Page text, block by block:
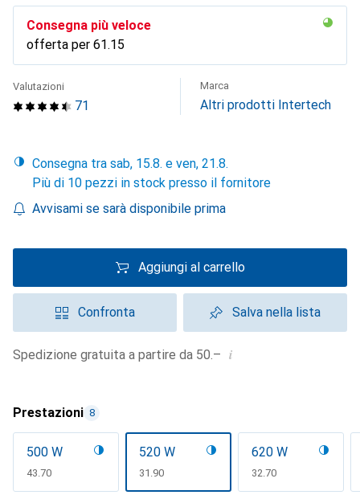
Consegna più veloce
offerta per CHF
61.15
71
Valutazioni Marca
Altri prodotti Intertech
Consegna tra sab, 15.8. e ven, 21.8.
Più di 10 pezzi in stock presso il fornitore
Avvisami se sarà disponibile prima
Aggiungi al carrello
Confronta Salva nella lista
Spedizione gratuita a partire da 50.– i
Prestazioni 8
500 W
CHF
43.70
520 W
CHF
31.90
620 W
CHF
32.70